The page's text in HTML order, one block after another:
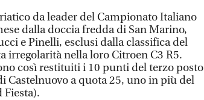
da leader del Campionato Italiano
dalla doccia fredda di San Marino,
e Pinelli, esclusi dalla classifica del
irregolarità nella loro Citroen C3 R5.
così restituiti i 10 punti del terzo posto
Castelnuovo a quota 25, uno in più del
Fiesta).